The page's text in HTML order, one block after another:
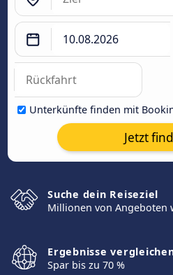
Unterkünfte finden mit
Jetzt
Suche dein Reiseziel
Millionen von Angeboten
Ergebnisse
Spar bis zu 70 %